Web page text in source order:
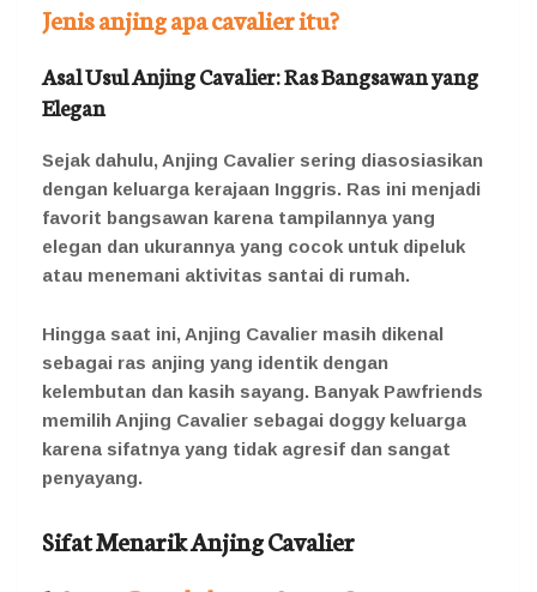
Jenisanjing apa cavalier itu?
Asal Usul Anjing Cavalier: Ras Bangsawan yang
Elegan
Sejak dahulu, Anjing Cavalier sering diasosiasikan
dengan keluarga kerajaan Inggris. Ras ini menjadi
favorit bangsawan karena tampilannya yang
elegan dan ukurannya yang cocok untuk dipeluk
atau menemani aktivitas santai di rumah.
Hingga saat ini, Anjing Cavalier masih dikenal
sebagai ras anjing yang identik dengan
kelembutan dan kasih sayang. Banyak Pawfriends
memilih Anjing Cavalier sebagai doggy keluarga
karena sifatnya yang tidak agresif dan sangat
penyayang.
Sifat Menarik Anjing Cavalier